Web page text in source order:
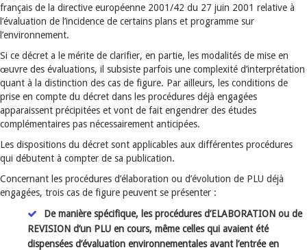
français de la directive européenne 2001/42 du 27 juin 2001 relative à
l’évaluation de l’incidence de certains plans et programme sur
l’environnement.
Si ce décret a le mérite de clarifier, en partie, les modalités de mise en
œuvre des évaluations, il subsiste parfois une complexité d’interprétation
quant à la distinction des cas de figure. Par ailleurs, les conditions de
prise en compte du décret dans les procédures déjà engagées
apparaissent précipitées et vont de fait engendrer des études
complémentaires pas nécessairement anticipées.
Les dispositions du décret sont applicables aux différentes procédures
qui débutent à compter de sa publication.
Concernant les procédures d’élaboration ou d’évolution de PLU déjà
engagées, trois cas de figure peuvent se présenter :
De manière spécifique, les procédures d’ELABORATION ou de
REVISION d’un PLU en cours, même celles qui avaient été
dispensées d’évaluation environnementales avant l’entrée en